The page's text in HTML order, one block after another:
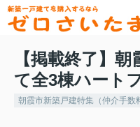
【掲載終了】
て全3棟ハート
朝霞市新築戸建特集（仲介手数